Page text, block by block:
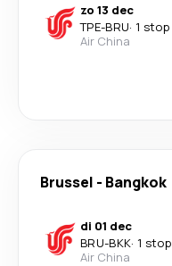
zo 13 dec
TPE-BRU· 1 stop
Air China
Brussel - Bangkok
di 01 dec
BRU-BKK· 1 stop
Air China